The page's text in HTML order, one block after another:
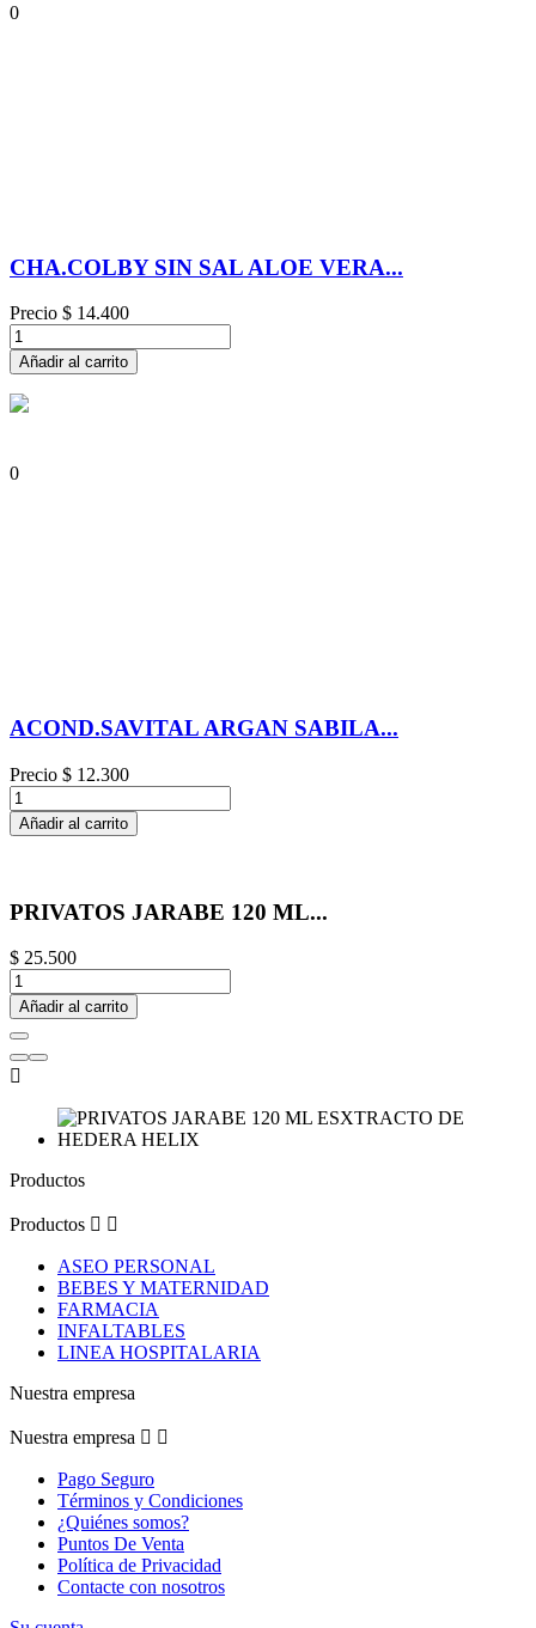
0
CHA.COLBY SIN SAL ALOE VERA...
Precio $ 14.400
Añadir al carrito
0
ACOND.SAVITAL ARGAN SABILA...
Precio $ 12.300
Añadir al carrito
PRIVATOS JARABE 120 ML...
$ 25.500
Añadir al carrito

Productos
Productos  
ASEO PERSONAL
BEBES Y MATERNIDAD
FARMACIA
INFALTABLES
LINEA HOSPITALARIA
Nuestra empresa
Nuestra empresa  
Pago Seguro
Términos y Condiciones
¿Quiénes somos?
Puntos De Venta
Política de Privacidad
Contacte con nosotros